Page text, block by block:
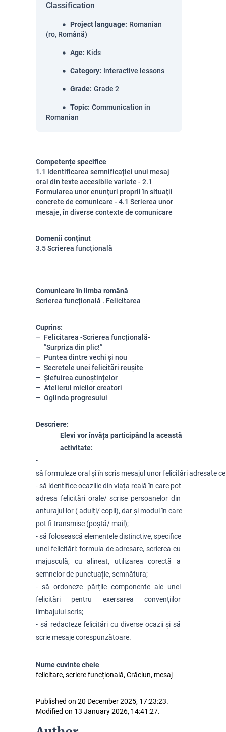
Classification
Project language: Romanian
(ro, Română)
Age: Kids
Category: Interactive lessons
Grade: Grade 2
Topic: Communication in
Romanian
Competențe specifice
1.1 Identificarea semnificației unui mesaj
oral din texte accesibile variate - 2.1
Formularea unor enunțuri proprii în situații
concrete de comunicare - 4.1 Scrierea unor
mesaje, în diverse contexte de comunicare
Domenii conținut
3.5 Scrierea funcțională
Comunicare în limba română
Scrierea funcțională . Felicitarea
Cuprins:
Felicitarea -Scrierea funcțională-
”Surpriza din plic!”
Puntea dintre vechi și nou
Secretele unei felicitări reușite
Șlefuirea cunoștințelor
Atelierul micilor creatori
Oglinda progresului
Descriere:
Elevi vor învăța participând la această
activitate:
să formuleze oral și în scris mesajul unor felicitări adresate
- să identifice ocaziile din viața reală în care pot
adresa felicitări orale/ scrise persoanelor din
anturajul lor ( adulți/ copii), dar și modul în care
pot fi transmise (poștă/ mail);
- să folosească elementele distinctive, specifice
unei felicitări: formula de adresare, scrierea cu
majusculă, cu alineat, utilizarea corectă a
semnelor de punctuație, semnătura;
- să ordoneze părțile componente ale unei
felicitări pentru exersarea convențiilor
limbajului scris;
- să redacteze felicitări cu diverse ocazii și să
scrie mesaje corespunzătoare.
Nume cuvinte cheie
felicitare, scriere funcțională, Crăciun, mesaj
Published on 20 December 2025, 17:23:23.
Modified on 13 January 2026, 14:41:27.